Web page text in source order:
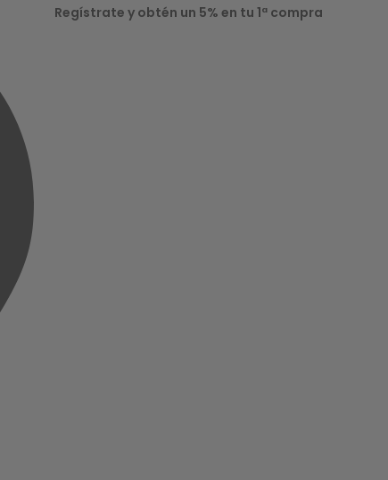
Regístrate y obtén un 5% en tu 1ª compra